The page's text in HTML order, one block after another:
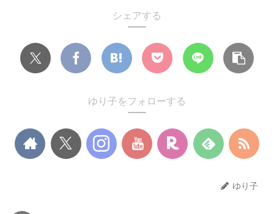
シェアする
ゆり子をフォローする
ゆり子